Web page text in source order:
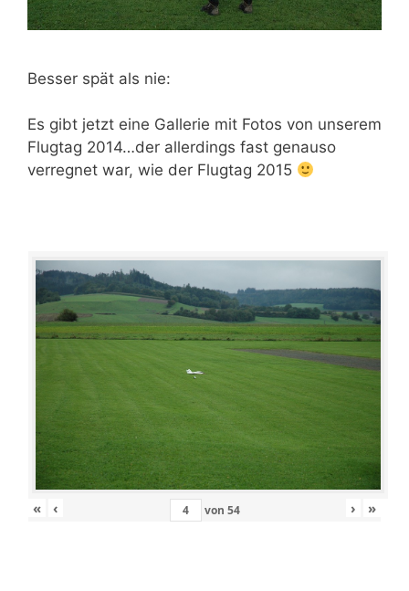
Besser spät als nie:
Es gibt jetzt eine Gallerie mit Fotos von unserem
Flugtag 2014…der allerdings fast genauso
verregnet war, wie der Flugtag 2015
« ‹ von 54 › »